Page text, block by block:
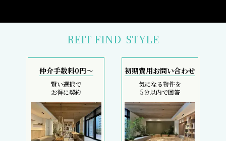
REIT FIND STYLE
仲介手数料0円～
賢い選択で
お得に契約
初期費用お問い合わせ
気になる物件を
5分以内で回答